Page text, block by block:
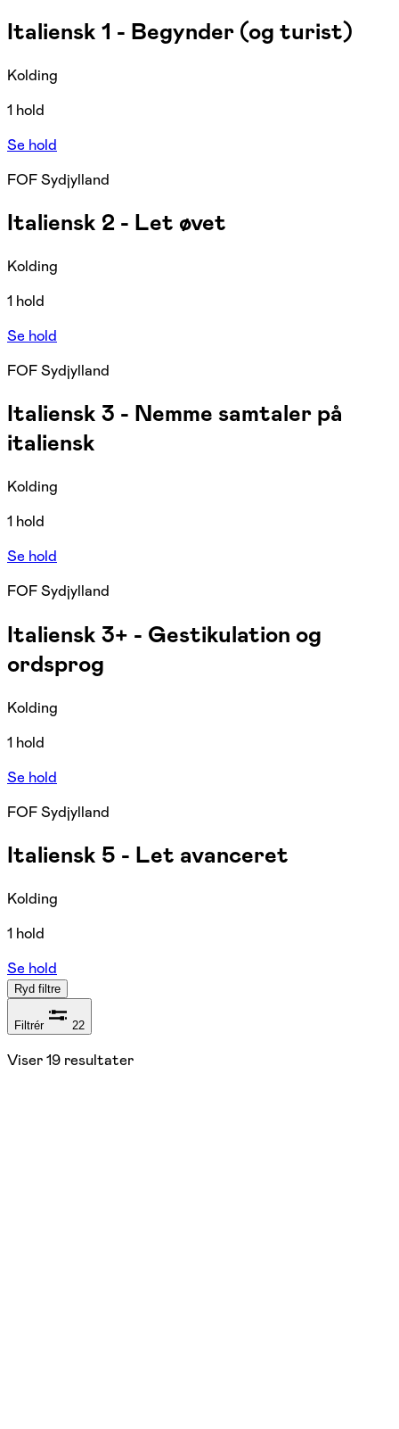
Italiensk 1 - Begynder (og turist)
Kolding
1 hold
Se hold
FOF Sydjylland
Italiensk 2 - Let øvet
Kolding
1 hold
Se hold
FOF Sydjylland
Italiensk 3 - Nemme samtaler på
italiensk
Kolding
1 hold
Se hold
FOF Sydjylland
Italiensk 3+ - Gestikulation og
ordsprog
Kolding
1 hold
Se hold
FOF Sydjylland
Italiensk 5 - Let avanceret
Kolding
1 hold
Se hold
Ryd filtre
Filtrér 22
Viser19 resultater